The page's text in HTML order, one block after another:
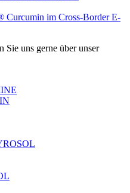
Curcumin im Cross-Border E-
Sie uns gerne über unser